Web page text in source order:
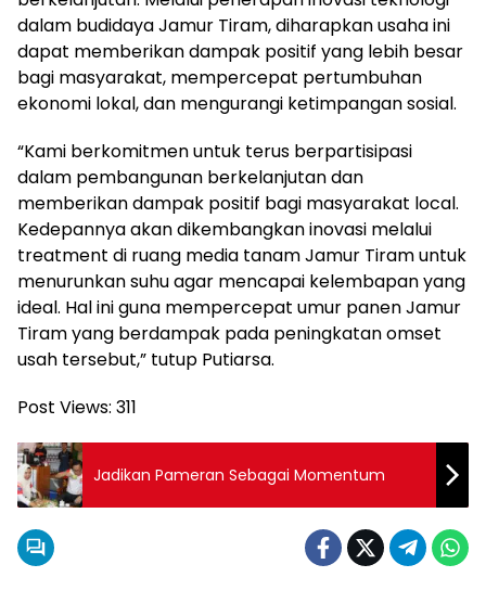
dalam budidaya Jamur Tiram, diharapkan usaha ini
dapat memberikan dampak positif yang lebih besar
bagi masyarakat, mempercepat pertumbuhan
ekonomi lokal, dan mengurangi ketimpangan sosial.
“Kami berkomitmen untuk terus berpartisipasi
dalam pembangunan berkelanjutan dan
memberikan dampak positif bagi masyarakat local.
Kedepannya akan dikembangkan inovasi melalui
treatment di ruang media tanam Jamur Tiram untuk
menurunkan suhu agar mencapai kelembapan yang
ideal. Hal ini guna mempercepat umur panen Jamur
Tiram yang berdampak pada peningkatan omset
usah tersebut,” tutup Putiarsa.
Post Views: 311
Jadikan Pameran Sebagai Momentum